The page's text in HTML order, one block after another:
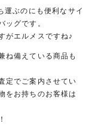
運ぶのにも便利なサイ
ッグです。
がエルメスですね♪
ね備えている商品も
定でご案内させてい
をお持ちのお客様は